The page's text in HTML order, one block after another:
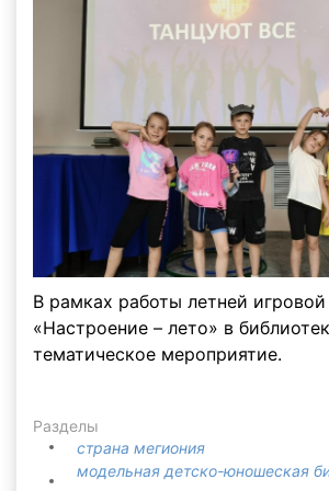
В рамках работы летней
«Настроение – лето» в
тематическое мероприятие.
Разделы
страна мегиония
модельная детско-юношеская